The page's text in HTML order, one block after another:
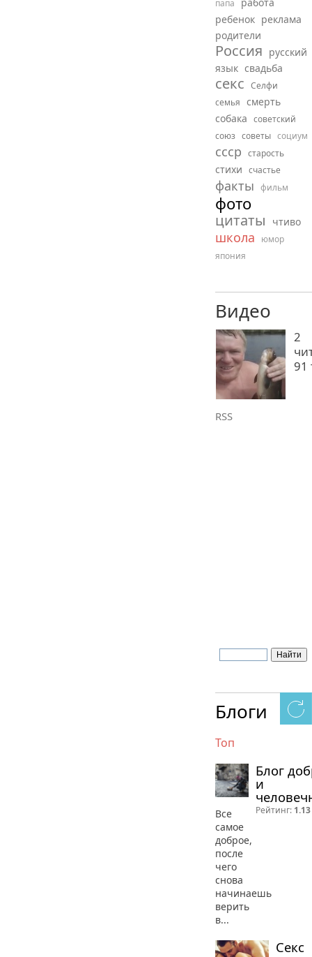
Видео
2
91
RSS
папа
ребенок реклама
родители
Россия русский
язык свадьба
секс Селфи
семья смерть
собака советский
союз советы социум
ссср старость
стихи счастье
факты фильм
фото
цитаты чтиво
школа
юмор
япония
Блоги
Топ
Блог
и
Все
самое
доброе,
после
чего
снова
начинаешь
верить
в...
Рейтинг: 1.13
Секс